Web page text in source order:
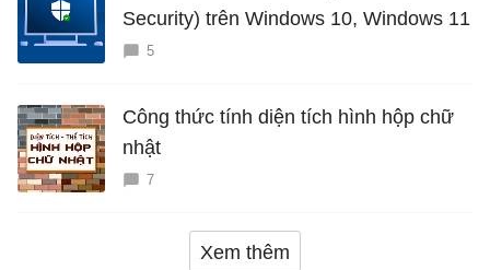
Security) trên Windows 10, Windows 11
5
Công thức tính diện tích hình hộp chữ
nhật
7
Xem thêm